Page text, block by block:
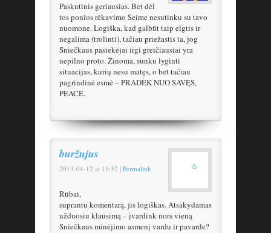
Paskutinis geriausias. Bet dėl
tos ponios rėkavimo Seime nesutinku su tavo
nuomone. Logiška, kad galbūt taip elgtis ir
negalima (trolinti), tačiau priežastis ta, jog
Sniečkaus pasiekėjai irgi greičiausiai yra
nepilno proto. Žinoma, sunku lyginti
situacijas, kurių nesu matęs, o bet tačiau
pagrindinė esmė – PRADĖK NUO SAVĘS,
PEACE.
buržujus
2013-04-12 at 11:32 | Permalink
Rūbai,
suprantu komentarą, jis logiškas. Atsakydamas
užduosiu klausimą – įvardink nors vieną
Sniečkaus minėjimo asmenį vardu ir pavarde?